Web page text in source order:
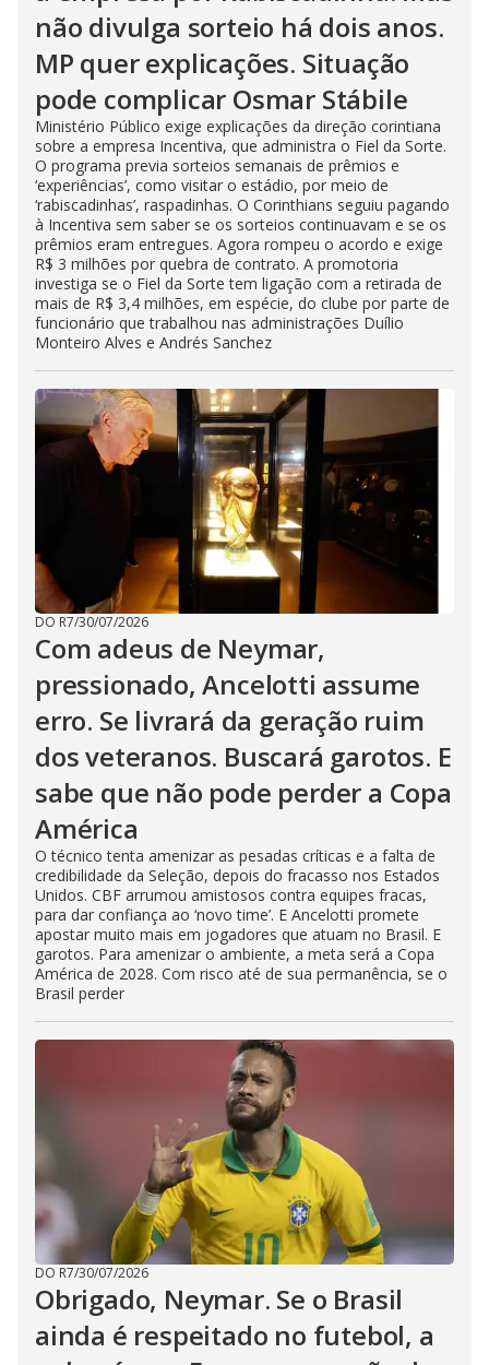
não divulga sorteio há dois anos.
MP quer explicações. Situação
pode complicar Osmar Stábile
Ministério Público exige explicações da direção corintiana
sobre a empresa Incentiva, que administra o Fiel da Sorte.
O programa previa sorteios semanais de prêmios e
‘experiências’, como visitar o estádio, por meio de
‘rabiscadinhas’, raspadinhas. O Corinthians seguiu pagando
à Incentiva sem saber se os sorteios continuavam e se os
prêmios eram entregues. Agora rompeu o acordo e exige
R$ 3 milhões por quebra de contrato. A promotoria
investiga se o Fiel da Sorte tem ligação com a retirada de
mais de R$ 3,4 milhões, em espécie, do clube por parte de
funcionário que trabalhou nas administrações Duílio
Monteiro Alves e Andrés Sanchez
DO R7/30/07/2026
Com adeus de Neymar,
pressionado, Ancelotti assume
erro. Se livrará da geração ruim
dos veteranos. Buscará garotos. E
sabe que não pode perder a Copa
América
O técnico tenta amenizar as pesadas críticas e a falta de
credibilidade da Seleção, depois do fracasso nos Estados
Unidos. CBF arrumou amistosos contra equipes fracas,
para dar confiança ao ‘novo time’. E Ancelotti promete
apostar muito mais em jogadores que atuam no Brasil. E
garotos. Para amenizar o ambiente, a meta será a Copa
América de 2028. Com risco até de sua permanência, se o
Brasil perder
DO R7/30/07/2026
Obrigado, Neymar. Se o Brasil
ainda é respeitado no futebol, a